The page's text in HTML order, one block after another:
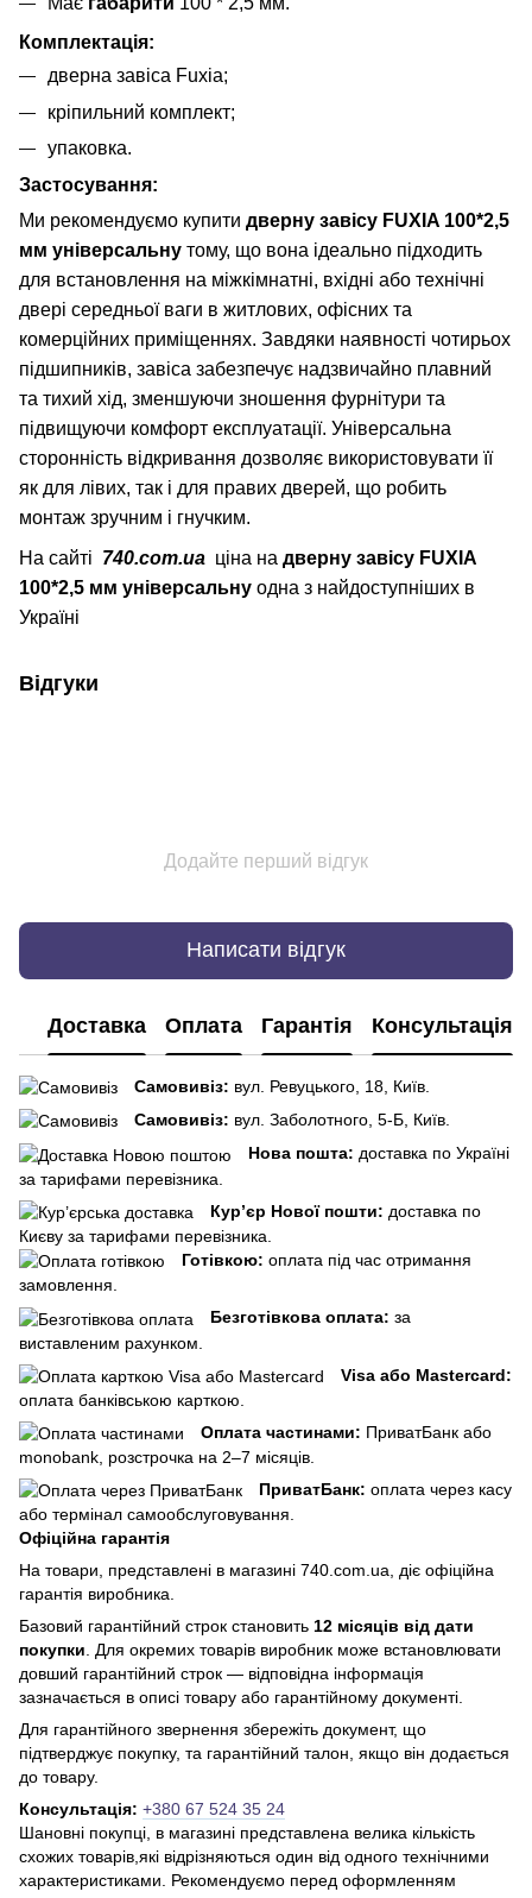
Комплектація:
дверна завіса Fuxia;
кріпильний комплект;
упаковка.
Застосування:
Ми рекомендуємо купити дверну завісу FUXIA 100*2,5
мм універсальну тому, що вона ідеально підходить
для встановлення на міжкімнатні, вхідні або технічні
двері середньої ваги в житлових, офісних та
комерційних приміщеннях. Завдяки наявності чотирьох
підшипників, завіса забезпечує надзвичайно плавний
та тихий хід, зменшуючи зношення фурнітури та
підвищуючи комфорт експлуатації. Універсальна
сторонність відкривання дозволяє використовувати її
як для лівих, так і для правих дверей, що робить
монтаж зручним і гнучким.
На сайті 740.com.ua ціна на дверну завісу FUXIA
100*2,5 мм універсальну одна з найдоступніших в
Україні
Відгуки
Додайте перший відгук
Написати відгук
Доставка Оплата Гарантія Консультація
Самовивіз: вул. Ревуцького, 18, Київ.
Самовивіз: вул. Заболотного, 5-Б, Київ.
Нова пошта: доставка по Україні
за тарифами перевізника.
Кур’єр Нової пошти: доставка по
Києву за тарифами перевізника.
Готівкою: оплата під час отримання
замовлення.
Безготівкова оплата: за
виставленим рахунком.
Visa або Mastercard:
оплата банківською карткою.
Оплата частинами: ПриватБанк або
monobank, розстрочка на 2–7 місяців.
ПриватБанк: оплата через касу
або термінал самообслуговування.
Офіційна гарантія
На товари, представлені в магазині 740.com.ua, діє офіційна
гарантія виробника.
Базовий гарантійний строк становить 12 місяців від дати
покупки. Для окремих товарів виробник може встановлювати
довший гарантійний строк — відповідна інформація
зазначається в описі товару або гарантійному документі.
Для гарантійного звернення збережіть документ, що
підтверджує покупку, та гарантійний талон, якщо він додається
до товару.
Консультація: +380 67 524 35 24
Шановні покупці, в магазині представлена ​​велика кількість
схожих товарів,які відрізняються один від одного технічними
характеристиками. Рекомендуємо перед оформленням